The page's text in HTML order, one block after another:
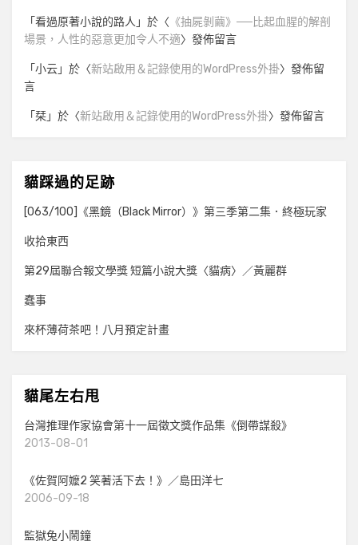
「看過原著小說的路人 」於〈 《抽屍剝繭》──比起血腥的解剖
場景，人性的惡意更加令人不適〉發佈留言
「小云」於〈新站啟用＆記錄使用的WordPress外掛〉發佈留
言
「栞」於〈新站啟用＆記錄使用的WordPress外掛〉發佈留言
貓踩過的足跡
[063/100]《黑鏡（Black Mirror）》第三季第二集．終極玩家
收拾東西
第29屆聯合報文學獎 短篇小說大獎〈貓病〉／黃麗群
蠢事
來杯薄荷茶吧！八月預定計畫
貓尾左右甩
台灣推理作家協會第十一屆徵文獎作品集《倒帶謀殺》
2013-08-01
《佐賀阿嬤2 笑著活下去！》／島田洋七
2006-09-18
監獄兔小鬧鐘